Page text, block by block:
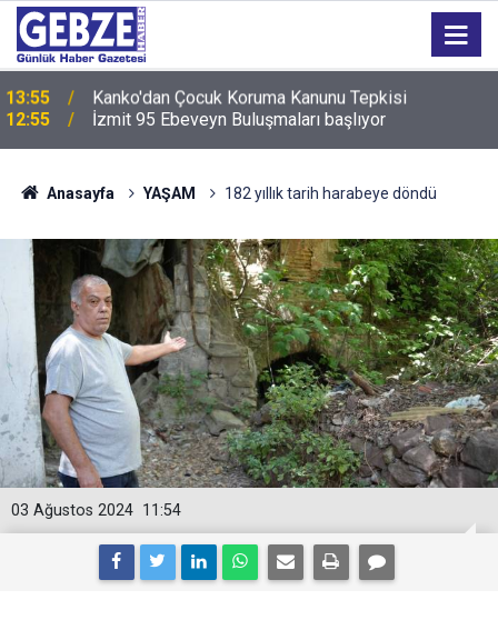
12:55 İzmit 95 Ebeveyn Buluşmaları başlıyor
Anasayfa YAŞAM 182 yıllık tarih harabeye döndü
11:54
03 Ağustos 2024